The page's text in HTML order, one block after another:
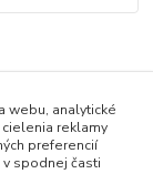
webu, analytické
reklamy
preferencií
spodnej časti